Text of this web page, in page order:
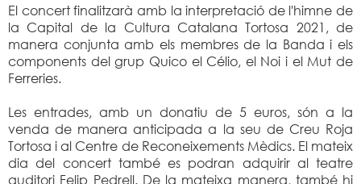
El concert finalitzarà amb la interpretació de l'himne de
la Capital de la Cultura Catalana Tortosa 2021, de
manera conjunta amb els membres de la Banda i els
components del grup Quico el Célio, el Noi i el Mut de
Ferreries.
Les entrades, amb un donatiu de 5 euros, són a la
venda de manera anticipada a la seu de Creu Roja
Tortosa i al Centre de Reconeixements Mèdics. El mateix
dia del concert també es podran adquirir al teatre
auditori Felip Pedrell. De la mateixa manera, també hi